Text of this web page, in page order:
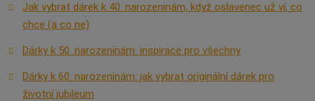
Jak vybrat dárek k 40. narozeninám, když oslavenec už ví, co
chce (a co ne)
Dárky k 50. narozeninám: inspirace pro všechny
Dárky k 60. narozeninám: jak vybrat originální dárek pro
životní jubileum